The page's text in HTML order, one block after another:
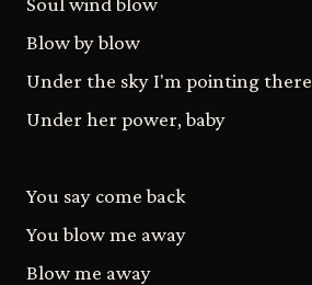
Blow by blow
Under the sky I'm pointing there
Under her power, baby
You say come back
You blow me away
Blow me away